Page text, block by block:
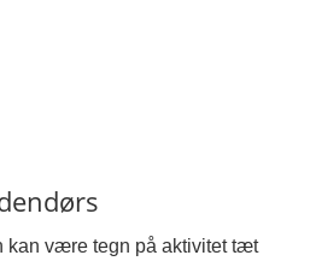
kan være tegn på aktivitet tæt